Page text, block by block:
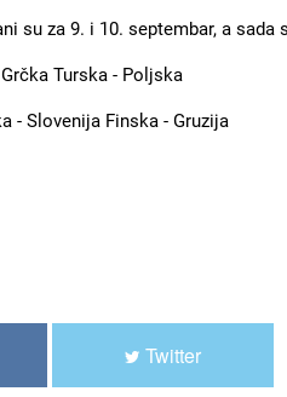
su za 9. i 10. septembar, a sada
Turska - Poljska
- Slovenija Finska - Gruzija
Twitter